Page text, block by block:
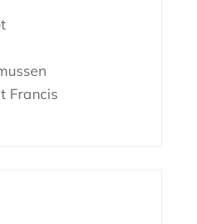
Francis